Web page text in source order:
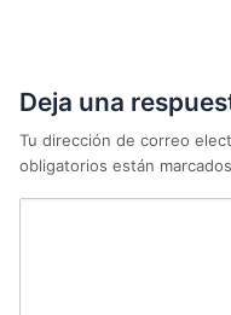
Deja una
Tu dirección de correo
obligatorios están